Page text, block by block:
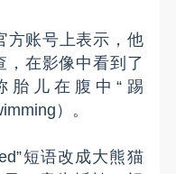
方账号上表示，他
，在影像中看到了
胎儿在腹中“踢
）。
短语改成大熊猫